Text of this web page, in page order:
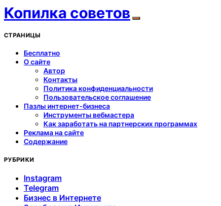
Копилка советов
СТРАНИЦЫ
Бесплатно
О сайте
Автор
Контакты
Политика конфиденциальности
Пользовательское соглашение
Пазлы интернет-бизнеса
Инструменты вебмастера
Как заработать на партнерских программах
Реклама на сайте
Содержание
РУБРИКИ
Instagram
Telegram
Бизнес в Интернете